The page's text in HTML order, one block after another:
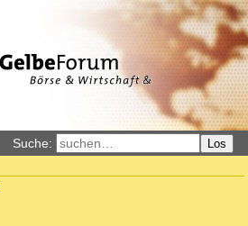
Suche: Los